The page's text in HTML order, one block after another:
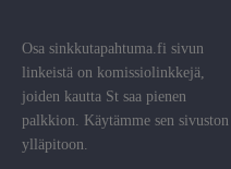
Osa sinkkutapahtuma.fi sivun
linkeistä on komissiolinkkejä,
joiden kautta St saa pienen
palkkion. Käytämme sen sivuston
ylläpitoon.